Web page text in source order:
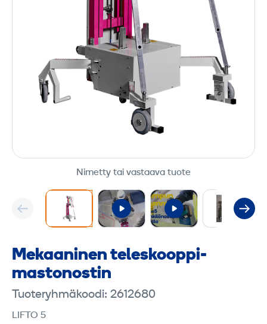
Nimetty tai vastaava tuote
Mekaaninen teleskooppi­
mastonostin
Tuoteryhmäkoodi: 2612680
LIFTO 5